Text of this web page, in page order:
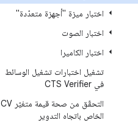
اختبار ميزة "أجهزة متعدّدة"
اختبار الصوت
اختبار الكاميرا
تشغيل اختبارات تشغيل الوسائط
في CTS Verifier
التحقّق من صحة قيمة متغيّر CV
الخاص باتجاه التدوير